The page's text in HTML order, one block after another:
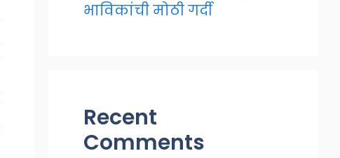
भाविकांची मोठी गर्दी
Recent
Comments